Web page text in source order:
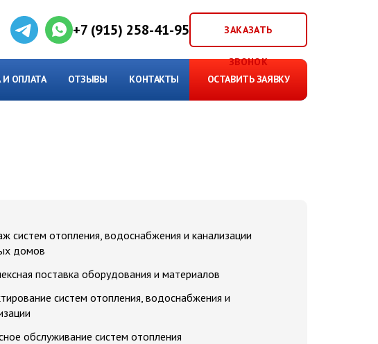
+7 (915) 258-41-95 ЗАКАЗАТЬ
ЗВОНОК
И ОПЛАТА ОТЗЫВЫ КОНТАКТЫ ОСТАВИТЬ ЗАЯВКУ
систем отопления, водоснабжения и канализации
домов
поставка оборудования и материалов
систем отопления, водоснабжения и
обслуживание систем отопления